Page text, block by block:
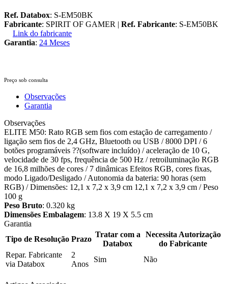
Ref. Databox: S-EM50BK
Fabricante: SPIRIT OF GAMER | Ref. Fabricante: S-EM50BK
Link do fabricante
Garantia: 24 Meses
Preço sob consulta
Observações
Garantia
Observações
ELITE M50: Rato RGB sem fios com estação de carregamento /
ligação sem fios de 2,4 GHz, Bluetooth ou USB / 8000 DPI / 6
botões programáveis ??(software incluído) / aceleração de 10 G,
velocidade de 30 fps, frequência de 500 Hz / retroiluminação RGB
de 16,8 milhões de cores / 7 dinâmicas Efeitos RGB, cores fixas,
modo Ligado/Desligado / Autonomia da bateria: 90 horas (sem
RGB) / Dimensões: 12,1 x 7,2 x 3,9 cm 12,1 x 7,2 x 3,9 cm / Peso
100 g
Peso Bruto: 0.320 kg
Dimensões Embalagem: 13.8 X 19 X 5.5 cm
Garantia
Tipo de Resolução Prazo
Tratar com a
Databox
Necessita Autorização
do Fabricante
Repar. Fabricante
via Databox
2
Anos
Sim Não